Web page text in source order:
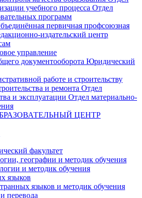
учебного процесса Отдел
программ
первичная профсоюзная
издательский центр
управление
документооборота Юридический
работе и строительству
и ремонта Отдел
и эксплуатации Отдел материально-
ЦЕНТР
факультет
географии и методик обучения
и методик обучения
языков
языков и методик обучения
перевода